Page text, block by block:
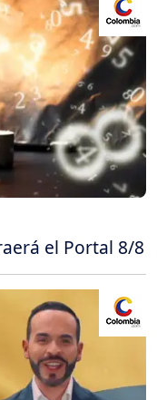
el Portal 8/8